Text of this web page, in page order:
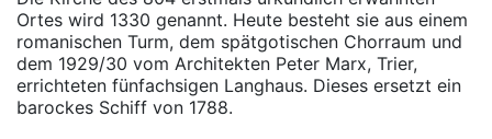
Ortes wird 1330 genannt. Heute besteht sie aus einem
romanischen Turm, dem spätgotischen Chorraum und
dem 1929/30 vom Architekten Peter Marx, Trier,
errichteten fünfachsigen Langhaus. Dieses ersetzt ein
barockes Schiff von 1788.